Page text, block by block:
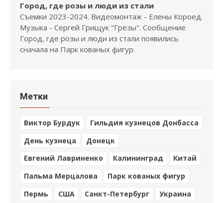
Город, где розы и люди из стали
Съемки 2023-2024. Видеомонтаж - Елены Короед.
Музыка - Сергей Грищук "Грёзы". Сообщение
Город, где розы и люди из стали появились
сначала на Парк кованых фигур.
Метки
Виктор Бурдук
Гильдия кузнецов Донбасса
День кузнеца
Донецк
Евгений Лавриненко
Калининград
Китай
Пальма Мерцалова
Парк кованых фигур
Пермь
США Санкт-Петербург
Украина